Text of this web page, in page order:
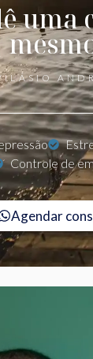
uma
Controle de
Agendar